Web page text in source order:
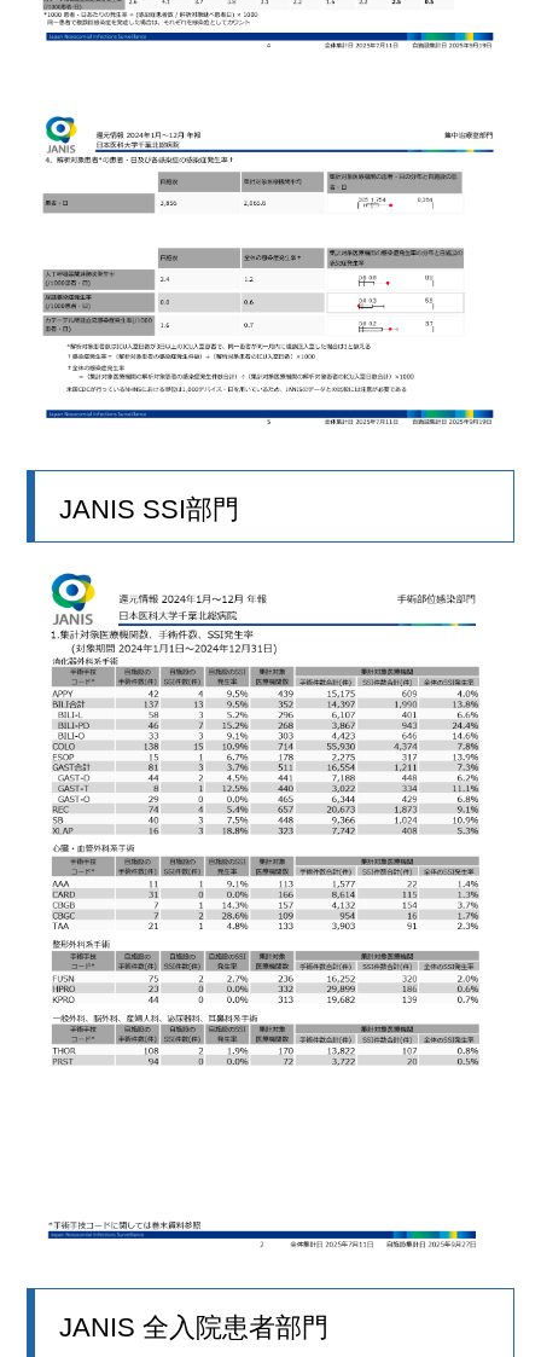
JANIS SSI部門
JANIS 全入院患者部門